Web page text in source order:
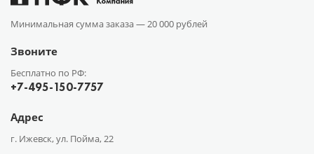
Минимальная сумма заказа —20 000 рублей
Звоните
Бесплатно по РФ:
+7-495-150-7757
Адрес
г. Ижевск, ул. Пойма, 22